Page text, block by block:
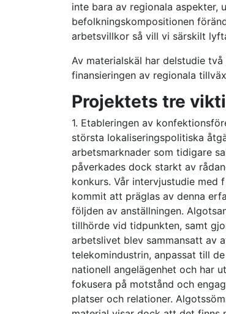
inte bara av regionala aspekter,
befolkningskompositionen
arbetsvillkor så vill vi särskilt
Av materialskäl har delstudie
finansieringen av regionala
Projektets tre
1. Etableringen av
största lokaliseringspolitiska
arbetsmarknader som tidigare
påverkades dock starkt av
konkurs. Vår intervjustudie
kommit att präglas av denna
följden av anställningen.
tillhörde vid tidpunkten, samt
arbetslivet blev sammansatt av
telekomindustrin, anpassat till
nationell angelägenhet och har
fokusera på motstånd och
platser och relationer.